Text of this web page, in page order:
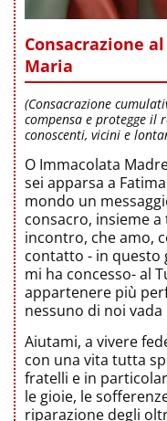
Consacrazione
Maria
(Consacrazione
compensa e protegge il
conoscenti, vicini e
O Immacolata
sei apparsa a
mondo un
consacro, insieme
incontro, che amo,
contatto - in questo
mi ha concesso- al
appartenere più
nessuno di noi
Aiutami, a vivere
con una vita tutta
fratelli e in
le gioie, le
riparazione degli